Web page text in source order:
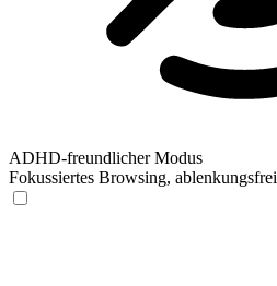
ADHD-freundlicher Modus
Fokussiertes Browsing, ablenkungsfrei